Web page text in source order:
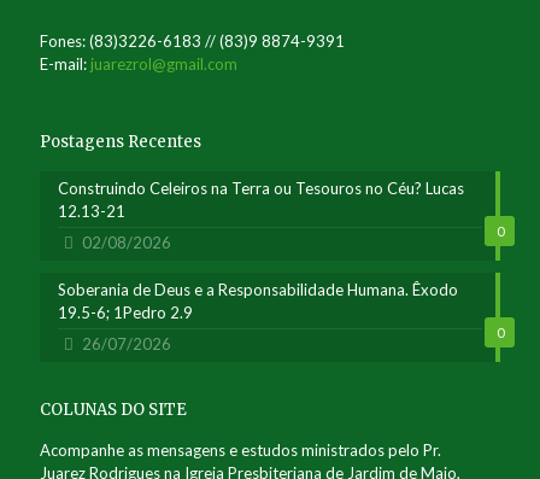
Fones: (83)3226-6183 // (83)9 8874-9391
E-mail: juarezrol@gmail.com
Postagens Recentes
0
Construindo Celeiros na Terra ou Tesouros no Céu? Lucas
12.13-21
02/08/2026
0
Soberania de Deus e a Responsabilidade Humana. Êxodo
19.5-6; 1Pedro 2.9
26/07/2026
COLUNAS DO SITE
Acompanhe as mensagens e estudos ministrados pelo Pr.
Juarez Rodrigues na Igreja Presbiteriana de Jardim de Maio,